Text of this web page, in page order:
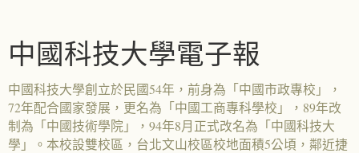
中國科技大學電子報
中國科技大學創立於民國54年，前身為「中國市政專校」，
72年配合國家發展，更名為「中國工商專科學校」，89年改
制為「中國技術學院」，94年8月正式改名為「中國科技大
學」。本校設雙校區，台北文山校區校地面積5公頃，鄰近捷